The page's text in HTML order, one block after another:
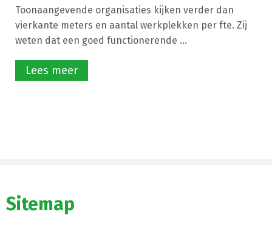
Toonaangevende organisaties kijken verder dan
vierkante meters en aantal werkplekken per fte. Zij
weten dat een goed functionerende ...
Lees meer
Sitemap